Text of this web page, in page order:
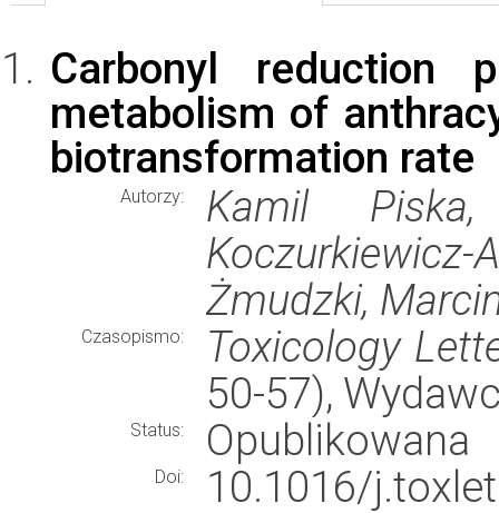
Carbonyl
metabolism of
biotransformation rate
Autorzy:
Kamil
Żmudzki,
Czasopismo:
Toxicology
50-57),
Status: Opublikowana
Doi:
10.1016/